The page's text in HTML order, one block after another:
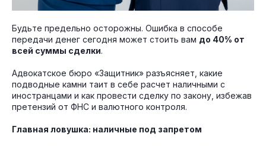
Будьте предельно осторожны. Ошибка в способе
передачи денег сегодня может стоить вам до 40% от
всей суммы сделки.
Адвокатское бюро «Защитник» разъясняет, какие
подводные камни таит в себе расчет наличными с
иностранцами и как провести сделку по закону, избежав
претензий от ФНС и валютного контроля.
Главная ловушка: наличные под запретом